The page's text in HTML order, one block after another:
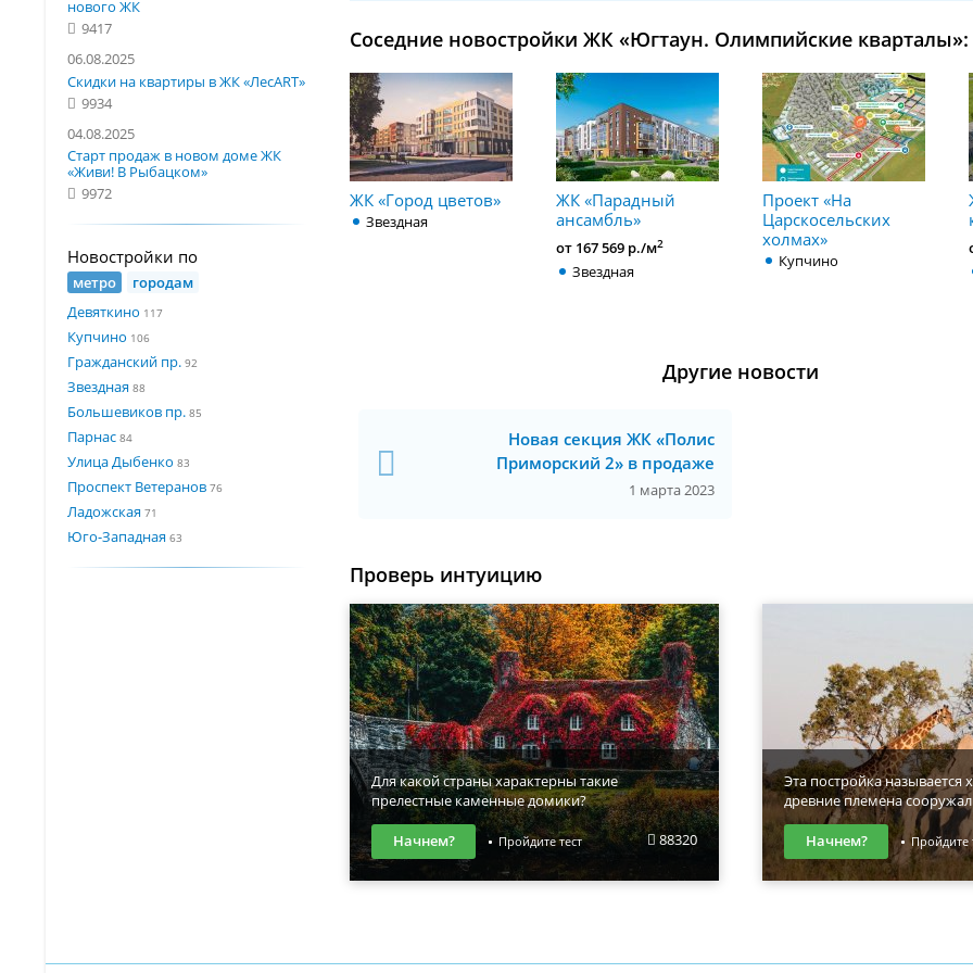
нового ЖК
9417
06.08.2025
Скидки на квартиры в ЖК «ЛесART»
9934
04.08.2025
Старт продаж в новом доме ЖК
«Живи! В Рыбацком»
9972
Новостройки по
метро
городам
Девяткино 117
Купчино 106
Гражданский пр. 92
Звездная 88
Большевиков пр. 85
Парнас 84
Улица Дыбенко 83
Проспект Ветеранов 76
Ладожская 71
Юго-Западная 63
Соседние новостройки ЖК «Югтаун. Олимпийские кварталы»:
ЖК «Город цветов»
Звездная
ЖК «Парадный
ансамбль»
от 167 569 р./м2
Звездная
Проект «На
Царскосельских
холмах»
Купчино
Другие новости
Новая секция ЖК «Полис
Приморский 2» в продаже
1 марта 2023
Проверь интуицию
Для какой страны характерны такие
прелестные каменные домики?
88320
Начнем? Пройдите тест
Эта постройка называется
древние племена
Начнем? Пройдите